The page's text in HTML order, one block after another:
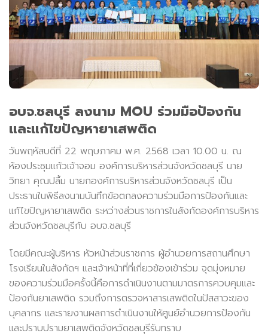
อบจ.ชลบุรี ลงนาม MOU ร่วมมือป้องกัน
และแก้ไขปัญหายาเสพติด
วันพฤหัสบดีที่ 22 พฤษภาคม พ.ศ. 2568 เวลา 10.00 น. ณ
ห้องประชุมแก้วเจ้าจอม องค์การบริหารส่วนจังหวัดชลบุรี นาย
วิทยา คุณปลื้ม นายกองค์การบริหารส่วนจังหวัดชลบุรี เป็น
ประธานในพิธีลงนามบันทึกข้อตกลงความร่วมมือการป้องกันและ
แก้ไขปัญหายาเสพติด ระหว่างส่วนราชการในสังกัดองค์การบริหาร
ส่วนจังหวัดชลบุรีกับ อบจ.ชลบุรี
โดยมีคณะผู้บริหาร หัวหน้าส่วนราชการ ผู้อำนวยการสถานศึกษา
โรงเรียนในสังกัดฯ และเจ้าหน้าที่ที่เกี่ยวข้องเข้าร่วม จุดมุ่งหมาย
ของความร่วมมือครั้งนี้คือการดำเนินงานตามมาตรการควบคุมและ
ป้องกันยาเสพติด รวมถึงการตรวจหาสารเสพติดในปัสสาวะของ
บุคลากร และรายงานผลการดำเนินงานให้ศูนย์อำนวยการป้องกัน
และปราบปรามยาเสพติดจังหวัดชลบุรีรับทราบ